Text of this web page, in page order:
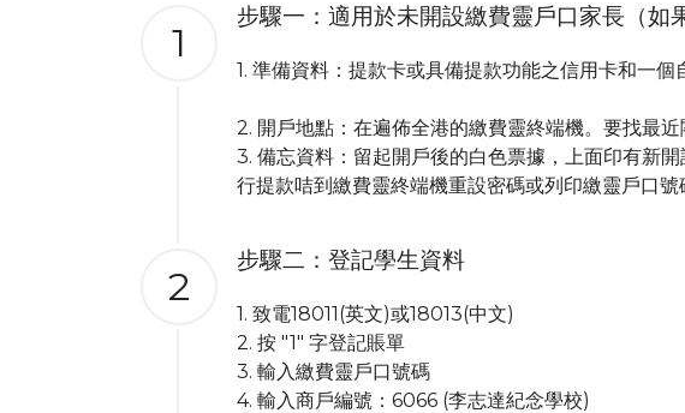
1
步驟一：適用於未開設繳費靈戶口家長（如
1. 準備資料：提款卡或具備提款功能之信用卡和一個
2. 開戶地點：在遍佈全港的繳費靈終端機。要找最
3. 備忘資料：留起開戶後的白色票據，上面印有新
行提款咭到繳費靈終端機重設密碼或列印繳靈戶口號
2
步驟二：登記學生資料
1. 致電18011(英文)或18013(中文)
2. 按 "1" 字登記賬單
3. 輸入繳費靈戶口號碼
4. 輸入商戶編號：6066 (李志達紀念學校)